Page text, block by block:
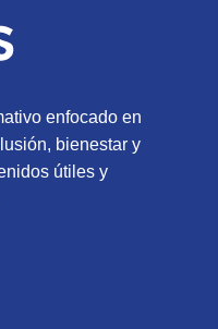
enfocado en
bienestar y
útiles y